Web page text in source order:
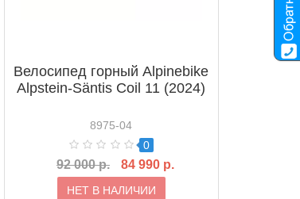
Велосипед горный Alpinebike
Alpstein-Säntis Coil 11 (2024)
8975-04
0
92 000 р. 84 990 р.
НЕТ В НАЛИЧИИ